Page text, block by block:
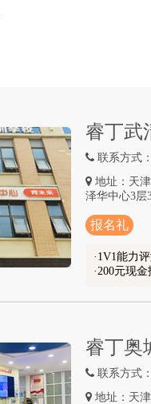
睿丁武
联系方式
地址：天
泽华中心3层
报名礼
1V1能力
200元现
睿丁奥
联系方式
地址：天